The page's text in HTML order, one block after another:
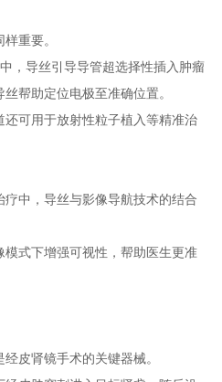
重要。
，导丝引导导管超选择性插入肿瘤
帮助定位电极至准确位置。
可用于放射性粒子植入等精准治
中，导丝与影像导航技术的结合
式下增强可视性，帮助医生更准
皮肾镜手术的关键器械。